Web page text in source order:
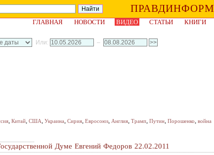
ПРАВДИНФОРМ
ГЛАВНАЯ
НОВОСТИ ВИДЕО СТАТЬИ КНИГИ
Или: –
, Китай, США, Украина, Сирия, Евросоюз, Англия, Трамп, Путин, Порошенко, война
Думе Евгений Федоров 22.02.2011